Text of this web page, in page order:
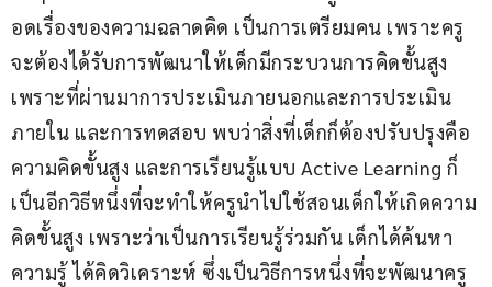
อดเรื่องของความฉลาดคิด เป็นการเตรียมคน เพราะครู
จะต้องได้รับการพัฒนาให้เด็กมีกระบวนการคิดขั้นสูง
เพราะที่ผ่านมาการประเมินภายนอกและการประเมิน
ภายใน และการทดสอบ พบว่าสิ่งที่เด็กก็ต้องปรับปรุงคือ
ความคิดขั้นสูง และการเรียนรู้แบบ Active Learning ก็
เป็นอีกวิธีหนึ่งที่จะทำให้ครูนำไปใช้สอนเด็กให้เกิดความ
คิดขั้นสูง เพราะว่าเป็นการเรียนรู้ร่วมกัน เด็กได้ค้นหา
ความรู้ ได้คิดวิเคราะห์ ซึ่งเป็นวิธีการหนึ่งที่จะพัฒนาครู